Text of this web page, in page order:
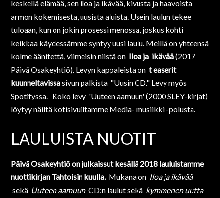
keskellä elämää, sen iloa ja ikävää, kivusta ja haavoista,
armon kokemisesta, uusista aluista. Usein laulun tekee
tuloaan, kun on jokin prosessi menossa, joskus kohti
keikkaa käydessämme syntyy uusi laulu. Meillä on yhteensä
kolme äänitettä, viimeisin niistä on Iloa ja ikävää(2017
Päivä Osakeyhtiö). Levyn kappaleista onteaserit
kuunneltavissasivun palkista "Uusin CD." Levy myös
Spotifyssa. Koko levy 'Uuteen aamuun' (2000 SLEY-kirjat)
löytyy näiltä kotisivuiltamme Media- musiikki -polusta.
LAULUISTA NUOTIT
Päivä Osakeyhtiö on julkaissut kesällä 2018 lauluistamme
nuottikirjan Tahtoisin kuulla. Mukana on Iloa ja ikävää
sekä Uuteen aamuunCD:n laulut sekä kymmenen uutta